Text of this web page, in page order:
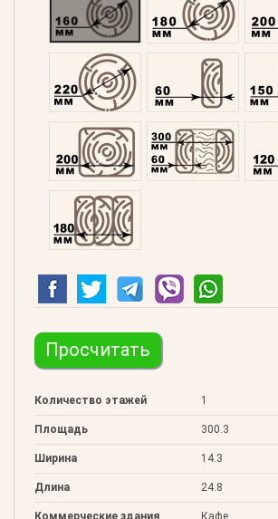
Оцилиндрованний 220
Профилированний 200Двойной 300
Клееный 180
Просчитать
Количество этажей 1
Площадь 300.3
Ширина 14.3
Длина 24.8
Коммерческие здания Кафе